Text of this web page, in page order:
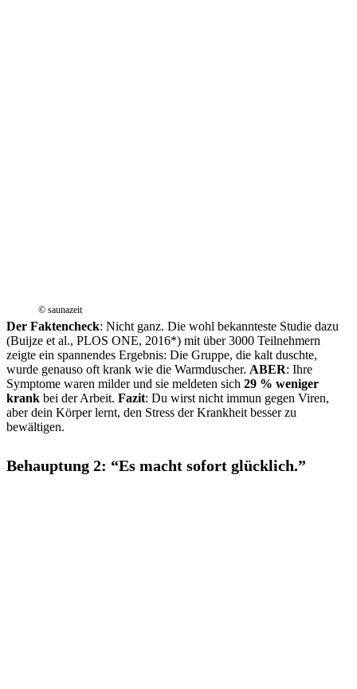
© saunazeit
Der Faktencheck: Nicht ganz. Die wohl bekannteste Studie dazu
(Buijze et al., PLOS ONE, 2016*) mit über 3000 Teilnehmern
zeigte ein spannendes Ergebnis: Die Gruppe, die kalt duschte,
wurde genauso oft krank wie die Warmduscher. ABER: Ihre
Symptome waren milder und sie meldeten sich 29 % weniger
krank bei der Arbeit. Fazit: Du wirst nicht immun gegen Viren,
aber dein Körper lernt, den Stress der Krankheit besser zu
bewältigen.
Behauptung 2: “Es macht sofort glücklich.”